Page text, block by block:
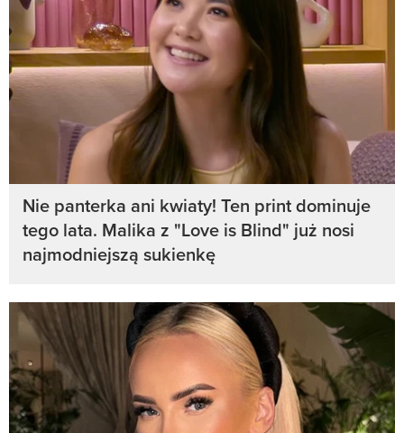
Nie panterka ani kwiaty! Ten print dominuje
tego lata. Malika z "Love is Blind" już nosi
najmodniejszą sukienkę